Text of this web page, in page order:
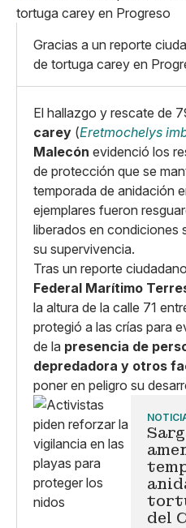
Linkedin
Facebook
X
Copiar enlace
Gracias a un reporte
de tortuga carey en
El hallazgo y rescate de
carey (Eretmochelys
Malecón evidenció los
de protección que se
temporada de anidación
ejemplares fueron
liberados en condiciones
su supervivencia.
Tras un reporte
Federal Marítimo
la altura de la calle 71
protegió a las crías para
de la presencia de
depredadora y otros
poner en peligro su
del